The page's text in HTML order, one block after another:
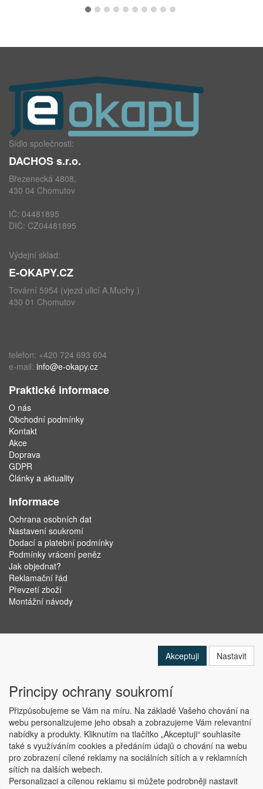
Sídlo společnosti:
DACHOS s.r.o.
Březenecká 4808,
430 04 Chomutov
IČ: 04481895
DIČ: CZ04481895
Výdejní sklad:
E-OKAPY.CZ
Tovární 5954 (vjezd ulicí A.Muchy )
430 01 Chomutov
telefon: +420 724 693 604
e-mail: info@e-okapy.cz
Praktické informace
O nás
Obchodní podmínky
Kontakt
Akce
Doprava
GDPR
Články a aktuality
Informace
Ochrana osobních dat
Nastavení soukromí
Dodací a platební podmínky
Podmínky vrácení peněz
Jak objednat?
Reklamační řád
Převzetí zboží
Montážní návody
Copyright © ABRA Software a.s. 2019
Akceptuji Nastavit
Principy ochrany soukromí
Přizpůsobujeme se Vám na míru. Na základě Vašeho chování na
webu personalizujeme jeho obsah a zobrazujeme Vám relevantní
nabídky a produkty. Kliknutím na tlačítko „Akceptuji“ souhlasíte
také s využíváním cookies a předáním údajů o chování na webu
pro zobrazení cílené reklamy na sociálních sítích a v reklamních
sítích na dalších webech.
Personalizaci a cílenou reklamu si můžete podrobněji nastavit